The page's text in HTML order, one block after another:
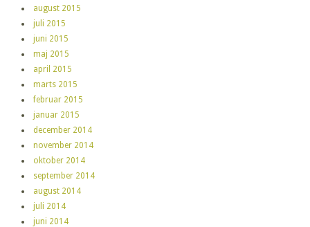
august 2015
juli 2015
juni 2015
maj 2015
april 2015
marts 2015
februar 2015
januar 2015
december 2014
november 2014
oktober 2014
september 2014
august 2014
juli 2014
juni 2014